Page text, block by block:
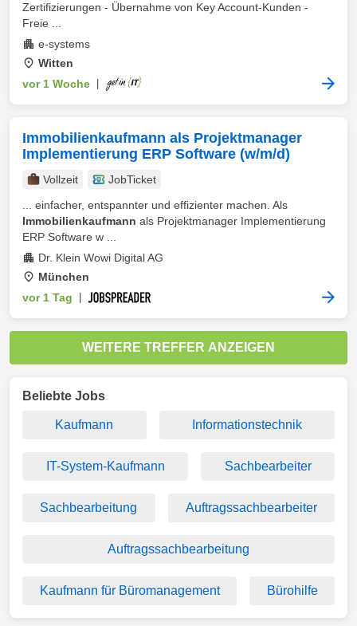
Zertifizierungen - Übernahme von Key Account-Kunden -
Freie ...
e-systems
Witten
vor 1 Woche
Immobilienkaufmann als Projektmanager
Implementierung ERP Software (w/m/d)
Vollzeit
JobTicket
... einfacher, entspannter und effizienter machen. Als
Immobilienkaufmann als Projektmanager Implementierung
ERP Software w ...
Dr. Klein Wowi Digital AG
München
vor 1 Tag
WEITERE TREFFER ANZEIGEN
Beliebte Jobs
Kaufmann Informationstechnik
IT-System-Kaufmann Sachbearbeiter
Sachbearbeitung Auftragssachbearbeiter
Auftragssachbearbeitung
Kaufmann für Büromanagement Bürohilfe